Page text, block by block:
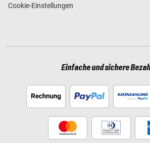
Cookie-Einstellungen
Einfache und sichere